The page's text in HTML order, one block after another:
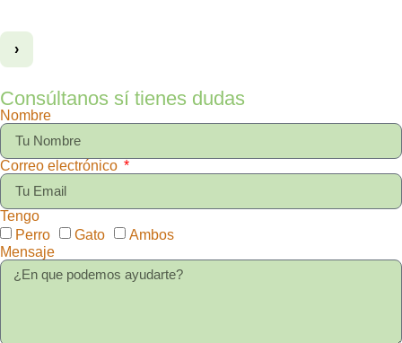
›
Consúltanos sí tienes dudas
Nombre
Correo electrónico
Tengo
Perro
Gato
Ambos
Mensaje